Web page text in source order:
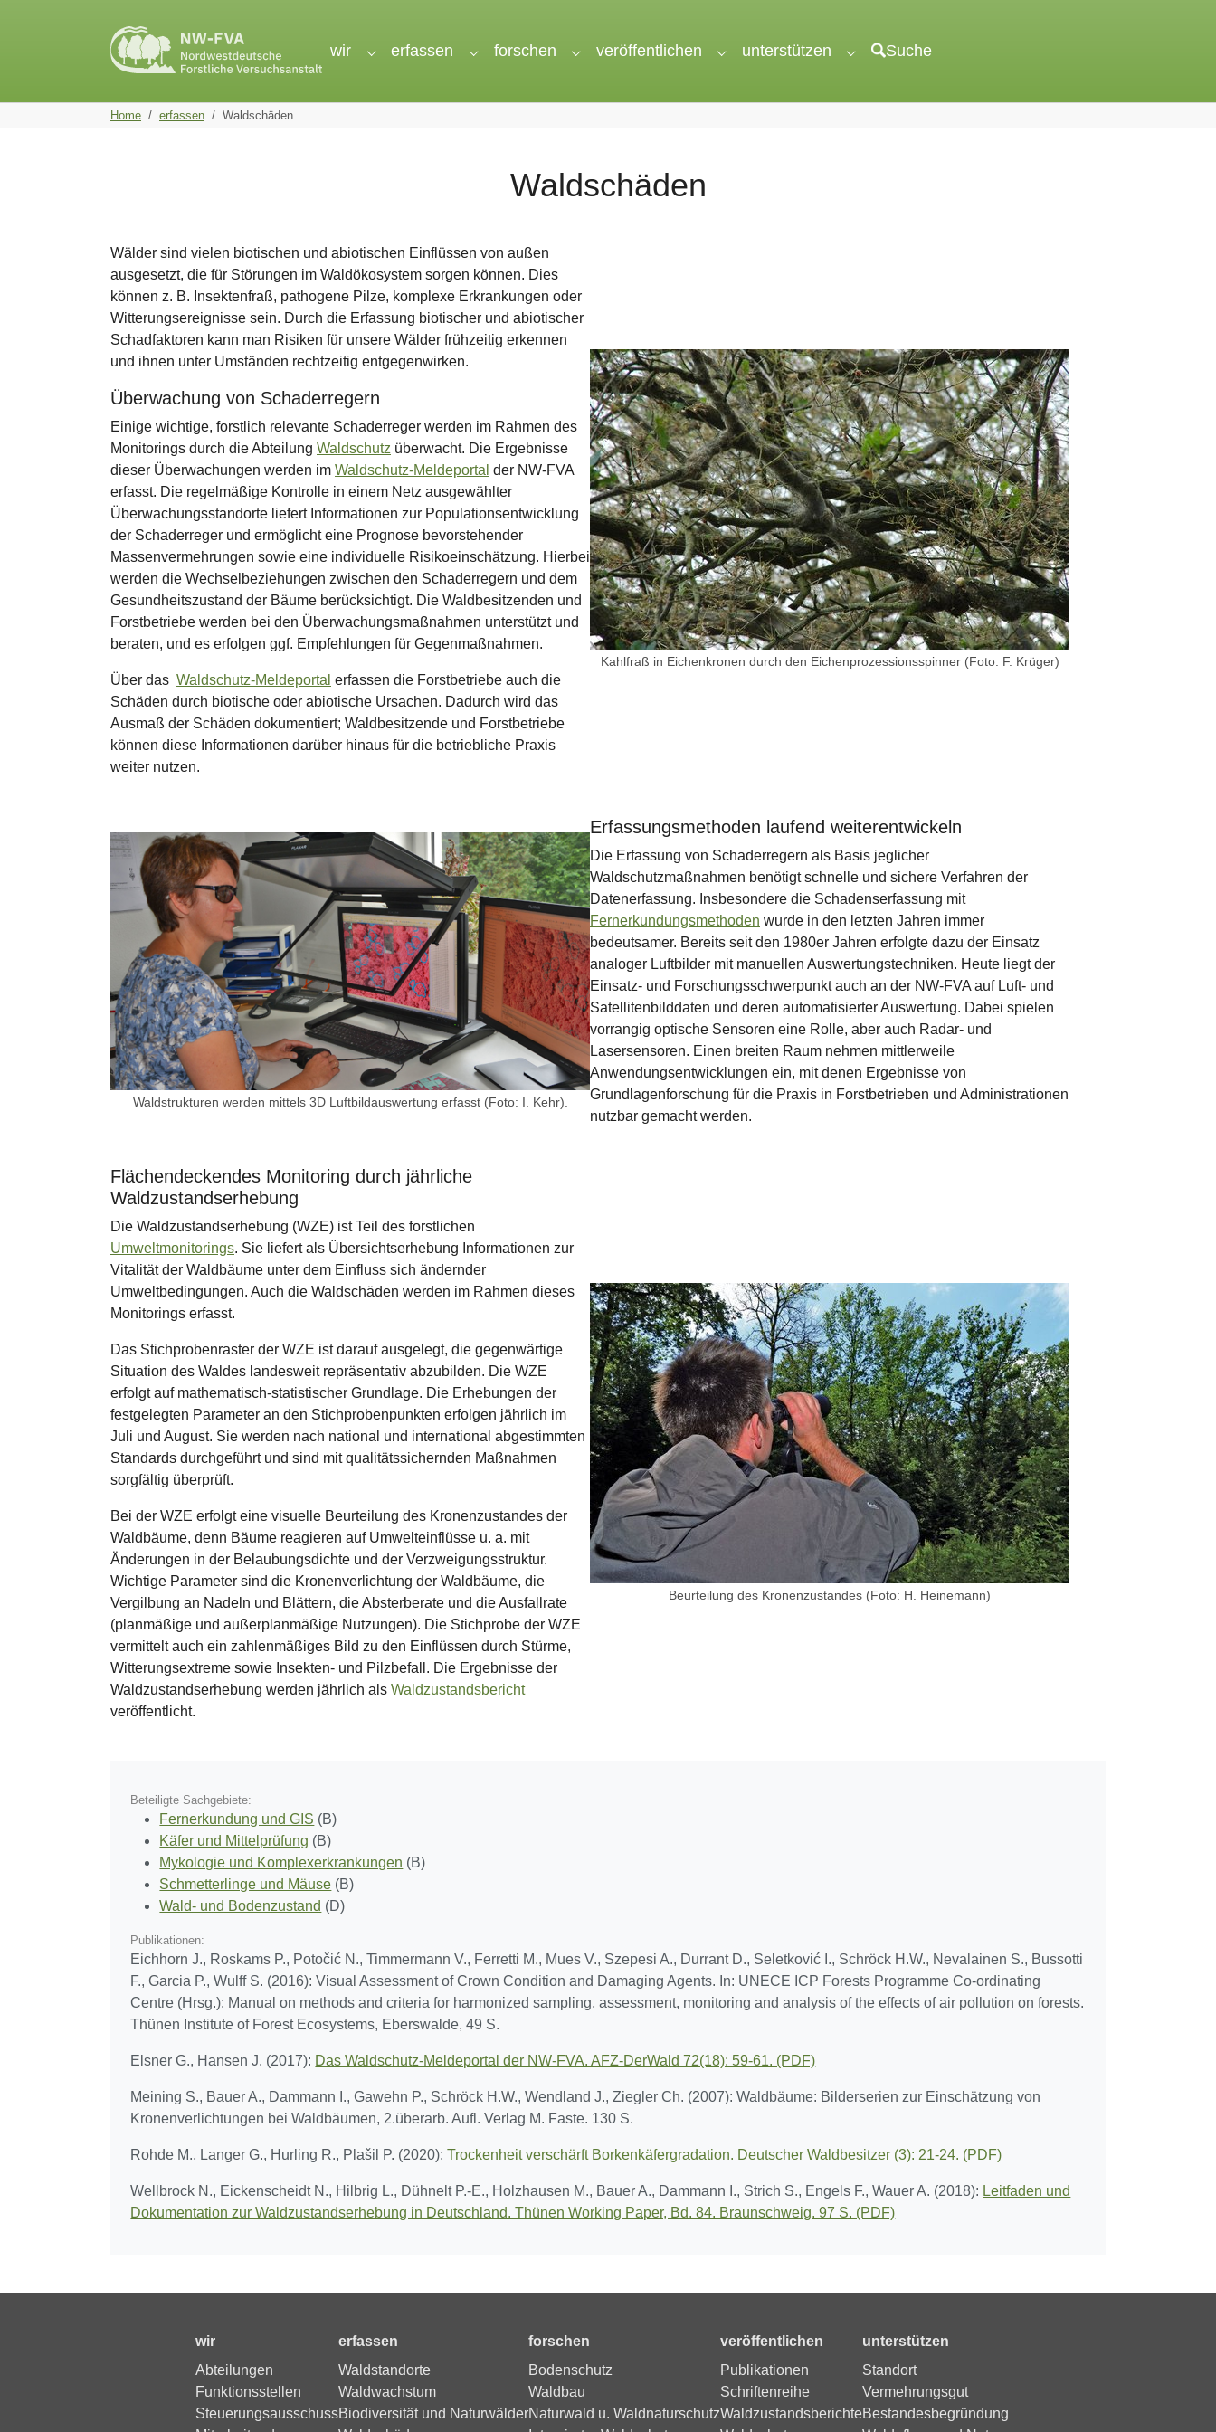
wir
Submenu for "wir"
erfassen
Submenu for "erfassen"
forschen
Submenu for "forschen"
veröffentlichen
Submenu for "veröffentlichen"
unterstützen
Submenu for "unterstützen"
Suche
You are here:
Home erfassen Waldschäden
Waldschäden
Kahlfraß in Eichenkronen durch den Eichenprozessionsspinner (Foto: F. Krüger)
Wälder sind vielen biotischen und abiotischen Einflüssen von außen
ausgesetzt, die für Störungen im Waldökosystem sorgen können. Dies
können z. B. Insektenfraß, pathogene Pilze, komplexe Erkrankungen oder
Witterungsereignisse sein. Durch die Erfassung biotischer und abiotischer
Schadfaktoren kann man Risiken für unsere Wälder frühzeitig erkennen
und ihnen unter Umständen rechtzeitig entgegenwirken.
Überwachung von Schaderregern
Einige wichtige, forstlich relevante Schaderreger werden im Rahmen des
Monitorings durch die Abteilung Waldschutz überwacht. Die Ergebnisse
dieser Überwachungen werden im Waldschutz-Meldeportal der NW-FVA
erfasst. Die regelmäßige Kontrolle in einem Netz ausgewählter
Überwachungsstandorte liefert Informationen zur Populationsentwicklung
der Schaderreger und ermöglicht eine Prognose bevorstehender
Massenvermehrungen sowie eine individuelle Risikoeinschätzung. Hierbei
werden die Wechselbeziehungen zwischen den Schaderregern und dem
Gesundheitszustand der Bäume berücksichtigt. Die Waldbesitzenden und
Forstbetriebe werden bei den Überwachungsmaßnahmen unterstützt und
beraten, und es erfolgen ggf. Empfehlungen für Gegenmaßnahmen.
Über das Waldschutz-Meldeportal erfassen die Forstbetriebe auch die
Schäden durch biotische oder abiotische Ursachen. Dadurch wird das
Ausmaß der Schäden dokumentiert; Waldbesitzende und Forstbetriebe
können diese Informationen darüber hinaus für die betriebliche Praxis
weiter nutzen.
Waldstrukturen werden mittels 3D Luftbildauswertung erfasst (Foto: I. Kehr).
Erfassungsmethoden laufend weiterentwickeln
Die Erfassung von Schaderregern als Basis jeglicher
Waldschutzmaßnahmen benötigt schnelle und sichere Verfahren der
Datenerfassung. Insbesondere die Schadenserfassung mit
Fernerkundungsmethoden wurde in den letzten Jahren immer
bedeutsamer. Bereits seit den 1980er Jahren erfolgte dazu der Einsatz
analoger Luftbilder mit manuellen Auswertungstechniken. Heute liegt der
Einsatz- und Forschungsschwerpunkt auch an der NW-FVA auf Luft- und
Satellitenbilddaten und deren automatisierter Auswertung. Dabei spielen
vorrangig optische Sensoren eine Rolle, aber auch Radar- und
Lasersensoren. Einen breiten Raum nehmen mittlerweile
Anwendungsentwicklungen ein, mit denen Ergebnisse von
Grundlagenforschung für die Praxis in Forstbetrieben und Administrationen
nutzbar gemacht werden.
Beurteilung des Kronenzustandes (Foto: H. Heinemann)
Flächendeckendes Monitoring durch jährliche
Waldzustandserhebung
Die Waldzustandserhebung (WZE) ist Teil des forstlichen
Umweltmonitorings. Sie liefert als Übersichtserhebung Informationen zur
Vitalität der Waldbäume unter dem Einfluss sich ändernder
Umweltbedingungen. Auch die Waldschäden werden im Rahmen dieses
Monitorings erfasst.
Das Stichprobenraster der WZE ist darauf ausgelegt, die gegenwärtige
Situation des Waldes landesweit repräsentativ abzubilden. Die WZE
erfolgt auf mathematisch-statistischer Grundlage. Die Erhebungen der
festgelegten Parameter an den Stichprobenpunkten erfolgen jährlich im
Juli und August. Sie werden nach national und international abgestimmten
Standards durchgeführt und sind mit qualitätssichernden Maßnahmen
sorgfältig überprüft.
Bei der WZE erfolgt eine visuelle Beurteilung des Kronenzustandes der
Waldbäume, denn Bäume reagieren auf Umwelteinflüsse u. a. mit
Änderungen in der Belaubungsdichte und der Verzweigungsstruktur.
Wichtige Parameter sind die Kronenverlichtung der Waldbäume, die
Vergilbung an Nadeln und Blättern, die Absterberate und die Ausfallrate
(planmäßige und außerplanmäßige Nutzungen). Die Stichprobe der WZE
vermittelt auch ein zahlenmäßiges Bild zu den Einflüssen durch Stürme,
Witterungsextreme sowie Insekten- und Pilzbefall. Die Ergebnisse der
Waldzustandserhebung werden jährlich als Waldzustandsbericht
veröffentlicht.
Beteiligte Sachgebiete:
Fernerkundung und GIS (B)
Käfer und Mittelprüfung (B)
Mykologie und Komplexerkrankungen (B)
Schmetterlinge und Mäuse (B)
Wald- und Bodenzustand (D)
Publikationen:
Eichhorn J., Roskams P., Potočić N., Timmermann V., Ferretti M., Mues V., Szepesi A., Durrant D., Seletković I., Schröck H.W., Nevalainen S., Bussotti
F., Garcia P., Wulff S. (2016): Visual Assessment of Crown Condition and Damaging Agents. In: UNECE ICP Forests Programme Co-ordinating
Centre (Hrsg.): Manual on methods and criteria for harmonized sampling, assessment, monitoring and analysis of the effects of air pollution on forests.
Thünen Institute of Forest Ecosystems, Eberswalde, 49 S.
Elsner G., Hansen J. (2017): Das Waldschutz-Meldeportal der NW-FVA. AFZ-DerWald 72(18): 59-61. (PDF)
Meining S., Bauer A., Dammann I., Gawehn P., Schröck H.W., Wendland J., Ziegler Ch. (2007): Waldbäume: Bilderserien zur Einschätzung von
Kronenverlichtungen bei Waldbäumen, 2.überarb. Aufl. Verlag M. Faste. 130 S.
Rohde M., Langer G., Hurling R., Plašil P. (2020):Trockenheit verschärft Borkenkäfergradation. Deutscher Waldbesitzer (3): 21-24. (PDF)
Wellbrock N., Eickenscheidt N., Hilbrig L., Dühnelt P.-E., Holzhausen M., Bauer A., Dammann I., Strich S., Engels F., Wauer A. (2018): Leitfaden und
Dokumentation zur Waldzustandserhebung in Deutschland. Thünen Working Paper, Bd. 84. Braunschweig. 97 S. (PDF)
wir
Abteilungen
Funktionsstellen
Steuerungsausschuss
erfassen
Waldstandorte
Waldwachstum
Biodiversität und Naturwälder
forschen
Bodenschutz
Waldbau
Naturwald u. Waldnaturschutz
veröffentlichen
Publikationen
Schriftenreihe
Waldzustandsberichte
unterstützen
Standort
Vermehrungsgut
Bestandesbegründung